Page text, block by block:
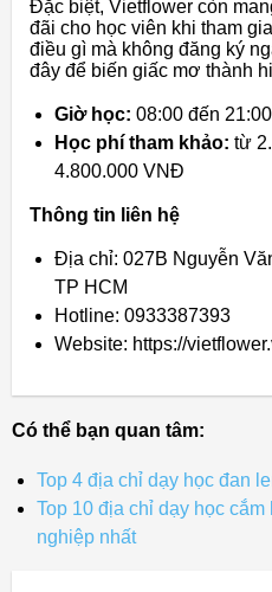
Đặc biệt, Vietflower còn
đãi cho học viên khi tham
điều gì mà không đăng ký
đây để biến giấc mơ thành
Giờ học: 08:00 đến 21:00
Học phí tham khảo: từ
4.800.000 VNĐ
Thông tin liên hệ
Địa chỉ: 027B Nguyễn
TP HCM
Hotline: 0933387393
Website: https://
Có thể bạn quan tâm:
Top 4 địa chỉ dạy học đan
Top 10 địa chỉ dạy học
nghiệp nhất